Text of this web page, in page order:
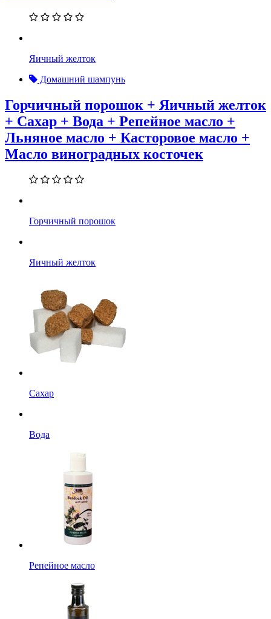
Яичный желток
Домашний шампунь
Горчичный порошок + Яичный желток
+ Сахар + Вода + Репейное масло +
Льняное масло + Касторовое масло +
Масло виноградных косточек
Горчичный порошок
Яичный желток
Сахар
Вода
Репейное масло